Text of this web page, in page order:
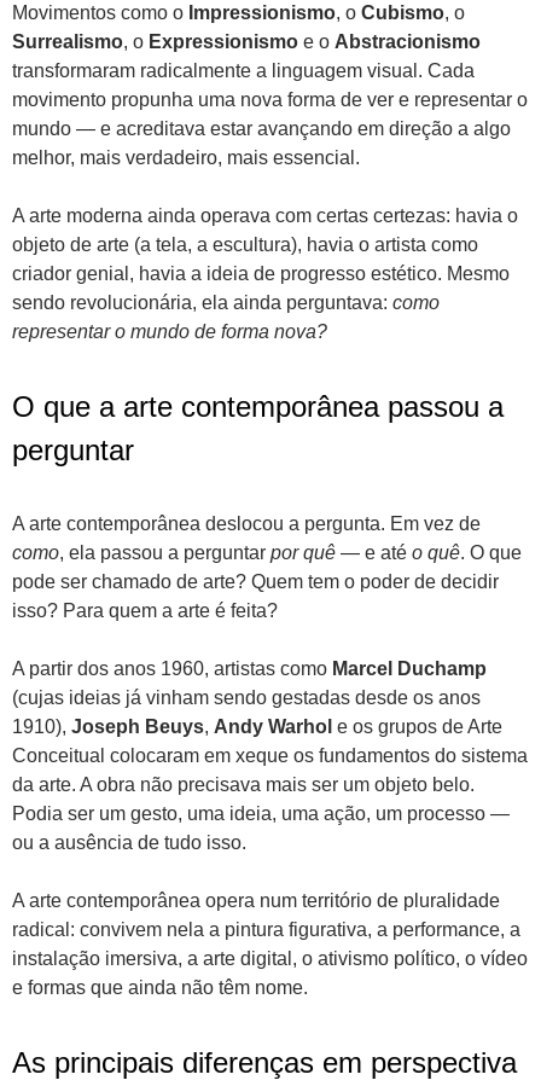
Movimentos como o Impressionismo, o Cubismo, o
Surrealismo, o Expressionismo e o Abstracionismo
transformaram radicalmente a linguagem visual. Cada
movimento propunha uma nova forma de ver e representar o
mundo — e acreditava estar avançando em direção a algo
melhor, mais verdadeiro, mais essencial.
A arte moderna ainda operava com certas certezas: havia o
objeto de arte (a tela, a escultura), havia o artista como
criador genial, havia a ideia de progresso estético. Mesmo
sendo revolucionária, ela ainda perguntava: como
representar o mundo de forma nova?
O que a arte contemporânea passou a
perguntar
A arte contemporânea deslocou a pergunta. Em vez de
como, ela passou a perguntar por quê — e até o quê. O que
pode ser chamado de arte? Quem tem o poder de decidir
isso? Para quem a arte é feita?
A partir dos anos 1960, artistas como Marcel Duchamp
(cujas ideias já vinham sendo gestadas desde os anos
1910), Joseph Beuys, Andy Warhol e os grupos de Arte
Conceitual colocaram em xeque os fundamentos do sistema
da arte. A obra não precisava mais ser um objeto belo.
Podia ser um gesto, uma ideia, uma ação, um processo —
ou a ausência de tudo isso.
A arte contemporânea opera num território de pluralidade
radical: convivem nela a pintura figurativa, a performance, a
instalação imersiva, a arte digital, o ativismo político, o vídeo
e formas que ainda não têm nome.
As principais diferenças em perspectiva